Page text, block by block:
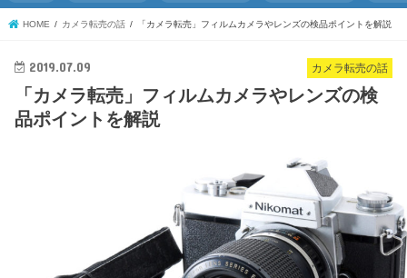
HOME カメラ転売の話 「カメラ転売」フィルムカメラやレンズの検品ポイントを解説
カメラ転売の話
2019.07.09
「カメラ転売」フィルムカメラやレンズの検
品ポイントを解説